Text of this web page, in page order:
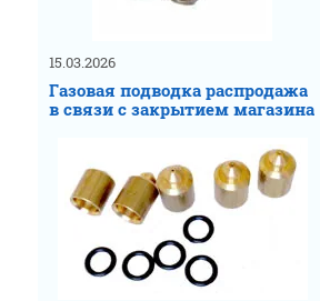
15.03.2026
Газовая подводка распродажа
в связи с закрытием магазина